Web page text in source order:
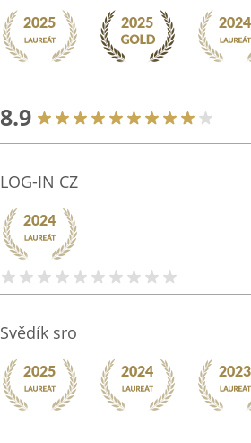
8.9
LOG-IN CZ
Svědík sro